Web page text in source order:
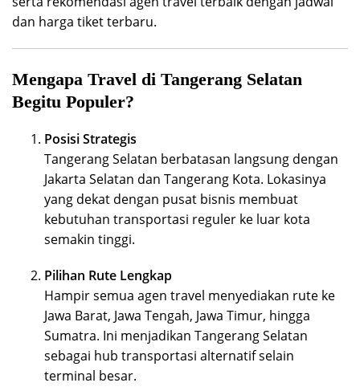
dan harga tiket terbaru.
Mengapa Travel di Tangerang Selatan
Begitu Populer?
Posisi Strategis
Tangerang Selatan berbatasan langsung dengan
Jakarta Selatan dan Tangerang Kota. Lokasinya
yang dekat dengan pusat bisnis membuat
kebutuhan transportasi reguler ke luar kota
semakin tinggi.
Pilihan Rute Lengkap
Hampir semua agen travel menyediakan rute ke
Jawa Barat, Jawa Tengah, Jawa Timur, hingga
Sumatra. Ini menjadikan Tangerang Selatan
sebagai hub transportasi alternatif selain
terminal besar.